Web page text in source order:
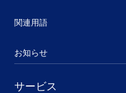
関連用語
お知らせ
サービス